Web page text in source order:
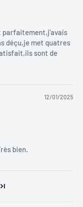
parfaitement,j'avais
déçu,je met quatres
sont de
12/01/2025
bien.